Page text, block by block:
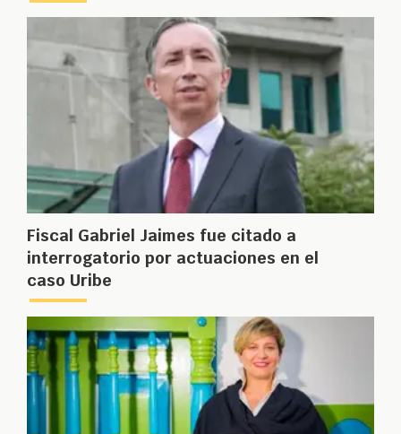
Fiscal Gabriel Jaimes fue citado a
interrogatorio por actuaciones en el
caso Uribe